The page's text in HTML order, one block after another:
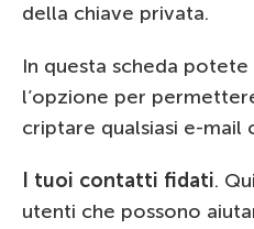
della chiave privata.
In questa scheda
l’opzione per
criptare qualsiasi e-mail
I tuoi contatti fidati.
utenti che possono